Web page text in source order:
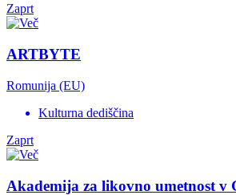
Zaprt
ARTBYTE
Romunija (EU)
Kulturna dediščina
Zaprt
Akademija za likovno umetnost v